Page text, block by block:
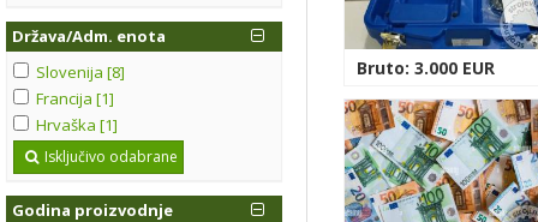
Država/Adm. enota
Slovenija [8]
Francija [1]
Hrvaška [1]
Isključivo odabrane
Godina proizvodnje
Bruto: 3.000 EUR